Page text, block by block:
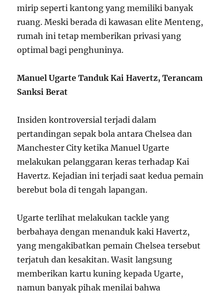
mirip seperti kantong yang memiliki banyak
ruang. Meski berada di kawasan elite Menteng,
rumah ini tetap memberikan privasi yang
optimal bagi penghuninya.
Manuel Ugarte Tanduk Kai Havertz, Terancam
Sanksi Berat
Insiden kontroversial terjadi dalam
pertandingan sepak bola antara Chelsea dan
Manchester City ketika Manuel Ugarte
melakukan pelanggaran keras terhadap Kai
Havertz. Kejadian ini terjadi saat kedua pemain
berebut bola di tengah lapangan.
Ugarte terlihat melakukan tackle yang
berbahaya dengan menanduk kaki Havertz,
yang mengakibatkan pemain Chelsea tersebut
terjatuh dan kesakitan. Wasit langsung
memberikan kartu kuning kepada Ugarte,
namun banyak pihak menilai bahwa